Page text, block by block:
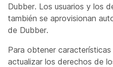
Dubber. Los usuarios y los
también se aprovisionan
de Dubber.
Para obtener
actualizar los derechos de